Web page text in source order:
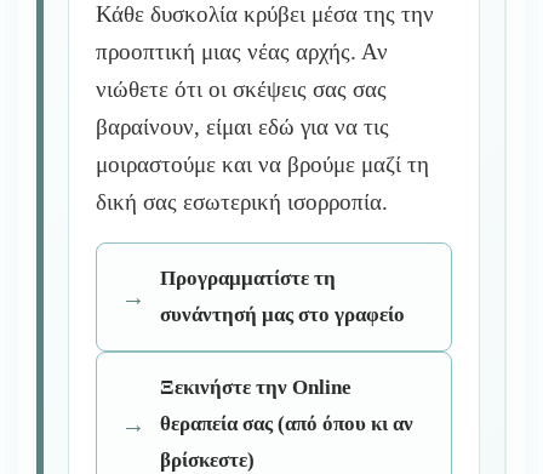
Κάθε δυσκολία κρύβει μέσα της την
προοπτική μιας νέας αρχής. Αν
νιώθετε ότι οι σκέψεις σας σας
βαραίνουν, είμαι εδώ για να τις
μοιραστούμε και να βρούμε μαζί τη
δική σας εσωτερική ισορροπία.
Προγραμματίστε τη
συνάντησή μας στο γραφείο
Ξεκινήστε την Online
θεραπεία σας (από όπου κι αν
βρίσκεστε)